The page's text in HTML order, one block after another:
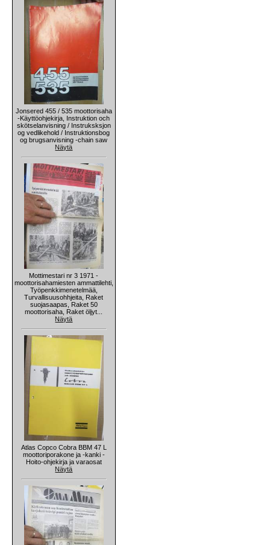
Jonsered 455 / 535 moottorisaha
-Käyttöohjekirja, Instruktion och
skötselanvisning / Instruksksjon
og vedlikehold / Instruktionsbog
og brugsanvisning -chain saw
Näytä
Mottimestari nr 3 1971 -
moottorisahamiesten ammattilehti,
Työpenkkimenetelmää,
Turvallisuusohhjeita, Raket
suojasaapas, Raket 50
moottorisaha, Raket öljyt...
Näytä
Atlas Copco Cobra BBM 47 L
moottoriporakone ja -kanki -
Hoito-ohjekirja ja varaosat
Näytä